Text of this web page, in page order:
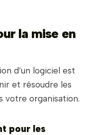
la mise en
d’un logiciel est
et résoudre les
votre organisation.
pour les